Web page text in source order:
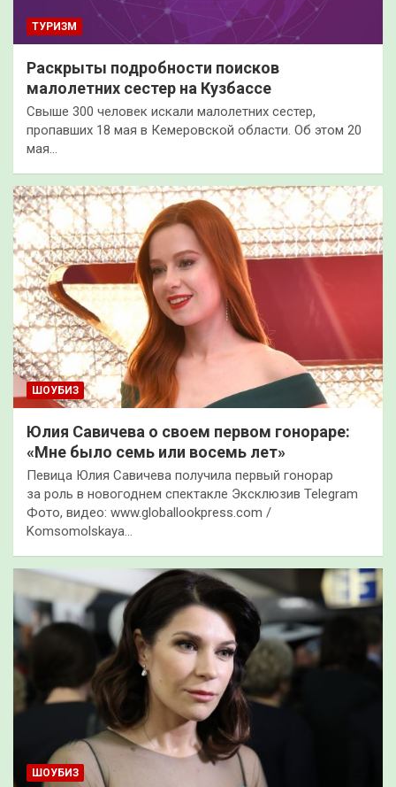
ТУРИЗМ
Раскрыты подробности поисков
малолетних сестер на Кузбассе
Свыше 300 человек искали малолетних сестер,
пропавших 18 мая в Кемеровской области. Об этом 20
мая…
ШОУБИЗ
Юлия Савичева о своем первом гонораре:
«Мне было семь или восемь лет»
Певица Юлия Савичева получила первый гонорар
за роль в новогоднем спектакле Эксклюзив Telegram
Фото, видео: www.globallookpress.com /
Komsomolskaya…
ШОУБИЗ